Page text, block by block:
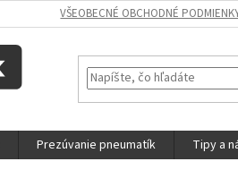
VŠEOBECNÉ OBCHODNÉ
Prezúvanie pneumatík Tipy a